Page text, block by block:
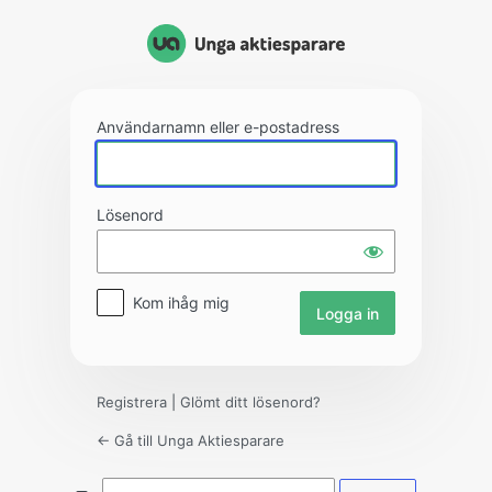
Användarnamn eller e-postadress
Lösenord
Kom ihåg mig
Registrera Glömt ditt lösenord?
← Gå till Unga Aktiesparare